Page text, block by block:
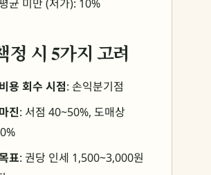
균 미만 (저가): 10%
정 시 5가지 고려
용 회수 시점: 손익분기점
진: 서점 40~50%, 도매상
표: 권당 인세 1,500~3,000원